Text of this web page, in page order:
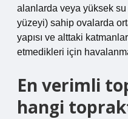
alanlarda veya yüksek su
yüzeyi) sahip ovalarda
yapısı ve alttaki
etmedikleri için
En verimli
hangi